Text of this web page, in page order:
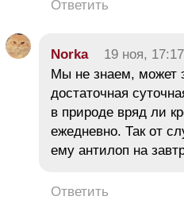
Ответить
Norka 19 ноя, 17:17
Мы не знаем, может
достаточная
в природе вряд ли
ежедневно. Так от
ему антилоп на
Ответить